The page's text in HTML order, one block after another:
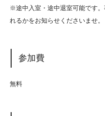
※途中入室・途中退室可能です
れるかをお知らせくださいませ。
参加費
無料